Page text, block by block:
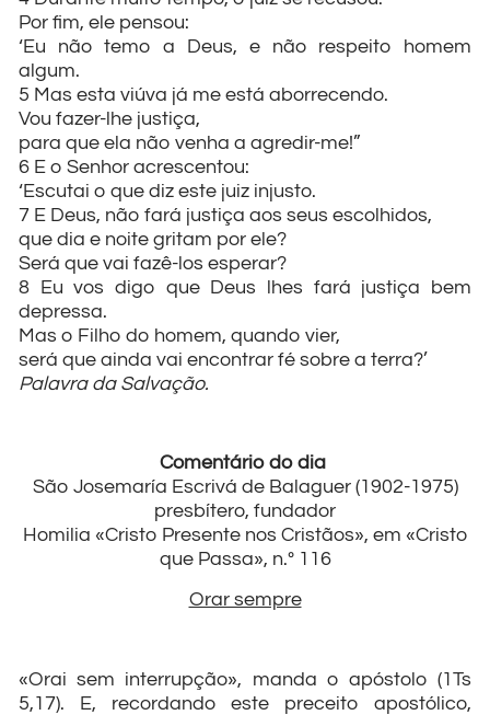
Por fim, ele pensou:
‘Eu não temo a Deus, e não respeito homem
algum.
5 Mas esta viúva já me está aborrecendo.
Vou fazer-lhe justiça,
para que ela não venha a agredir-me!”
6 E o Senhor acrescentou:
‘Escutai o que diz este juiz injusto.
7 E Deus, não fará justiça aos seus escolhidos,
que dia e noite gritam por ele?
Será que vai fazê-los esperar?
8 Eu vos digo que Deus lhes fará justiça bem
depressa.
Mas o Filho do homem, quando vier,
será que ainda vai encontrar fé sobre a terra?’
Palavra da Salvação.
Comentário do dia
São Josemaría Escrivá de Balaguer (1902-1975)
presbítero, fundador
Homilia «Cristo Presente nos Cristãos», em «Cristo
que Passa», n.º 116
Orar sempre
«Orai sem interrupção», manda o apóstolo (1Ts
5,17). E, recordando este preceito apostólico,